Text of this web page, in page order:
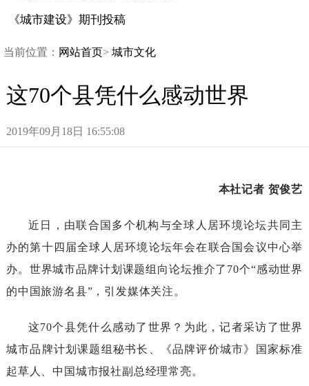
《城市建设》期刊投稿
当前位置： 网站首页> 城市文化
这70个县凭什么感动世界
2019年09月18日16:55:08
本社记者 贺俊艺
近日，由联合国多个机构与全球人居环境论坛共同主
办的第十四届全球人居环境论坛年会在联合国会议中心举
办。世界城市品牌计划课题组向论坛推介了 70个“感动世界
的中国旅游名县”，引发媒体关注。
这70个县凭什么感动了世界？为此，记者采访了世界
城市品牌计划课题组秘书长、《品牌评价城市》国家标准
起草人、中国城市报社副总经理常亮。